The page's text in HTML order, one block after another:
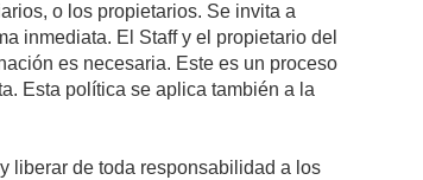
o los propietarios. Se invita a
inmediata. El Staff y el propietario del
es necesaria. Este es un proceso
Esta política se aplica también a la
liberar de toda responsabilidad a los